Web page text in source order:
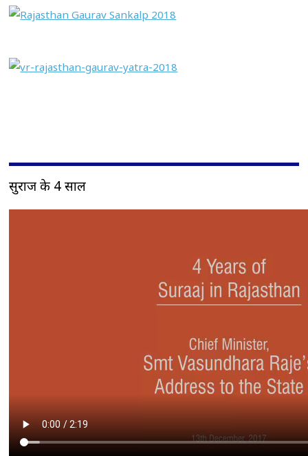
सुराज के 4 साल